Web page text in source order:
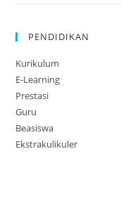
PENDIDIKAN
Kurikulum
E-Learning
Prestasi
Guru
Beasiswa
Ekstrakulikuler